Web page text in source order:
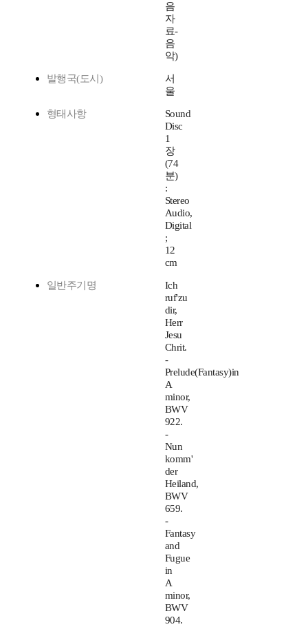
음
자
료-
음
악)
발행국(도시)
서
울
형태사항
Sound
Disc
1
장
(74
분)
:
Stereo
Audio,
Digital
;
12
cm
일반주기명
Ich
ruf'zu
dir,
Herr
Jesu
Chrit.
-
Prelude(Fantasy)in
A
minor,
BWV
922.
-
Nun
komm'
der
Heiland,
BWV
659.
-
Fantasy
and
Fugue
in
A
minor,
BWV
904.